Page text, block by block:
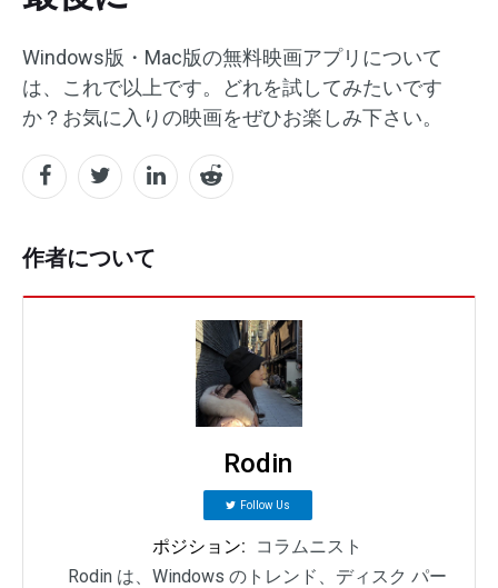
Windows版・Mac版の無料映画アプリについて
は、これで以上です。どれを試してみたいです
か？お気に入りの映画をぜひお楽しみ下さい。
作者について
Rodin
Follow Us
ポジション:
コラムニスト
Rodin は、Windows のトレンド、ディスク パー